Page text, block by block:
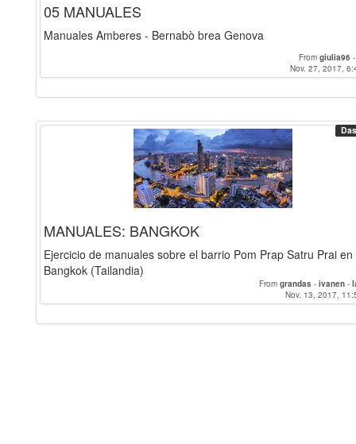
05 MANUALES
Manuales Amberes - Bernabò brea Genova
From giulia96
Nov. 27, 2017,
MANUALES: BANGKOK
Ejercicio de manuales sobre el barrio Pom Prap Satru Prai en
Bangkok (Tailandia)
From grandas - ivanen -
Nov. 13, 2017,